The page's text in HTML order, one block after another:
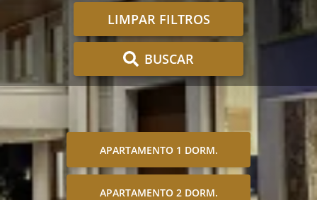
LIMPAR FILTROS
BUSCAR
APARTAMENTO 1 DORM.
APARTAMENTO 2 DORM.